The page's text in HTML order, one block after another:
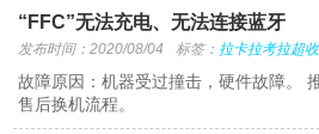
“FFC”无法充电、无法连接蓝牙
发布时间：2020/08/04 标签： 拉卡拉考拉超收
故障原因：机器受过撞击，硬件故障。
售后换机流程。